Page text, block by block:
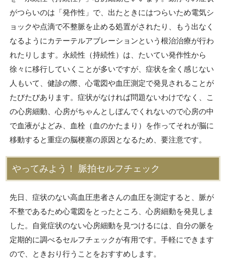
がつらいのは「発作性」で、出たときにはつらいため電気シ
ョックや点滴で不整脈を止める処置がされたり、もう出なく
なるようにカテーテルアブレーションという根治治療が行わ
れたりします。永続性（持続性）は、たいてい発作性から
徐々に移行していくことが多いですが、症状を全く感じない
人もいて、健診の際、心電図や血圧測定で発見されることが
たびたびあります。症状がなければ問題ないわけでなく、こ
の心房細動、心房がちゃんとしぼんでくれないので心房の中
で血液がよどみ、血栓（血のかたまり）を作ってそれが脳に
移動すると重症の脳梗塞の原因となるため、要注意です。
やってみよう！ 脈拍セルフチェック
先日、症状のない高血圧患者さんの血圧を測定すると、脈が
不整であるため心電図をとったところ、心房細動を発見しま
した。自覚症状のない心房細動を見つけるには、自分の脈を
定期的に調べるセルフチェックが有用です。手軽にできます
ので、ときおり行うことをおすすめします。